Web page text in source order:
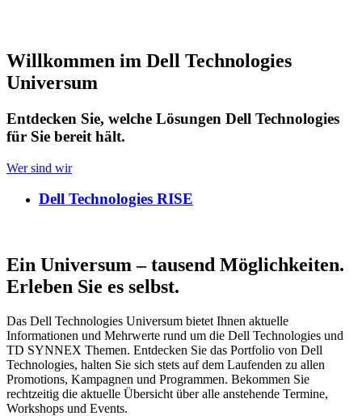
Willkommen im Dell Technologies
Universum
Entdecken Sie, welche Lösungen Dell Technologies
für Sie bereit hält.
Wer sind wir
Dell Technologies RISE
Ein Universum – tausend Möglichkeiten.
Erleben Sie es selbst.
Das Dell Technologies Universum bietet Ihnen aktuelle
Informationen und Mehrwerte rund um die Dell Technologies und
TD SYNNEX Themen. Entdecken Sie das Portfolio von Dell
Technologies, halten Sie sich stets auf dem Laufenden zu allen
Promotions, Kampagnen und Programmen. Bekommen Sie
rechtzeitig die aktuelle Übersicht über alle anstehende Termine,
Workshops und Events.